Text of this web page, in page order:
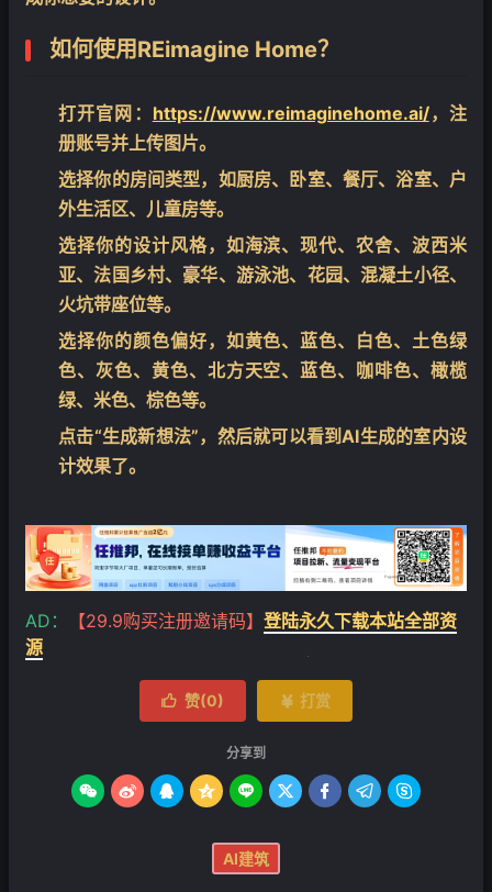
如何使用REimagine Home？
打开官网： https://www.reimaginehome.ai/，注
册账号并上传图片。
选择你的房间类型，如厨房、卧室、餐厅、浴室、户
外生活区、儿童房等。
选择你的设计风格，如海滨、现代、农舍、波西米
亚、法国乡村、豪华、游泳池、花园、混凝土小径、
火坑带座位等。
选择你的颜色偏好，如黄色、蓝色、白色、土色绿
色、灰色、黄色、北方天空、蓝色、咖啡色、橄榄
绿、米色、棕色等。
点击“生成新想法”，然后就可以看到AI生成的室内设
计效果了。
AD： 【29.9购买注册邀请码】 登陆永久下载本站全部资
源
 赞(0)  打赏
分享到
        
AI建筑